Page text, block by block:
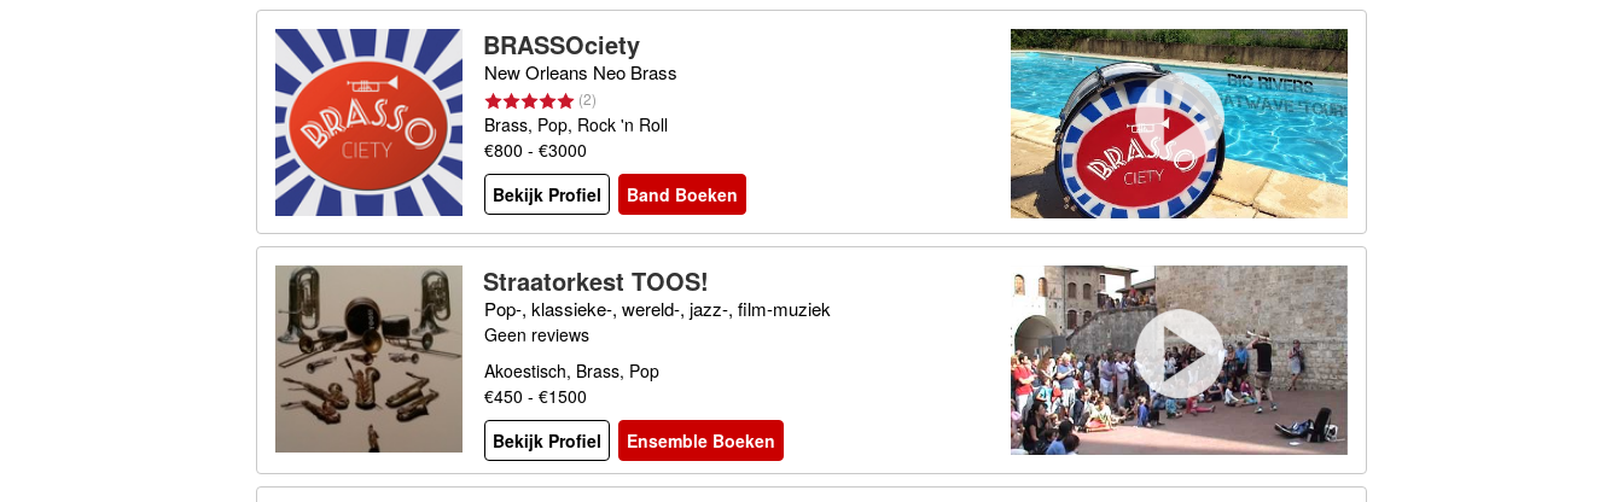
BRASSOciety
New Orleans Neo Brass
(2)
Brass, Pop, Rock 'n Roll
€800 - €3000
Bekijk Profiel
Band Boeken
Straatorkest TOOS!
Pop-, klassieke-, wereld-, jazz-, film-muziek
Geen reviews
Akoestisch, Brass, Pop
€450 - €1500
Bekijk Profiel
Ensemble Boeken